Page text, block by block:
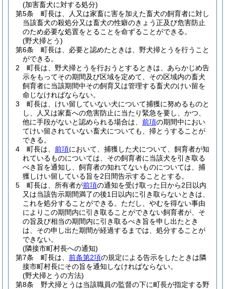
(加害畜犬に対する処分)
第5条
町長は、人又は家畜に害を加えた畜犬の飼育者に対し
当該畜犬の殺処分又は畜犬の性癖のきょう正及び危害防止
のため必要な処置をとることを命ずることができる。
(野犬掃とう)
第6条
町長は、必要と認めたときは、野犬掃とうを行うこと
ができる。
2
町長は、野犬掃とうを行おうとするときは、あらかじめ告
示をもってその期間及び区域を定めて、その区域内の畜犬
飼育者に当該期間中その飼育又は管理する畜犬のけい留を
命じなければならない。
3
町長は、けい留していない犬について捕獲に努めるものと
し、人又は家畜への危害防止に当たり緊急を要し、かつ、
他に手段がないと認められる場合は、 前項の期間中におい
てけい留されていない畜犬についても、掃とうすることが
できる。
4
町長は、 前項において、捕獲した犬について、飼育者が知
れているものについては、その飼育者に当該犬を引き取る
べき旨を通知し、飼育者の知れてないものについては、捕
獲しけい留している旨を2日間告示することとする。
5
町長は、所有者が前項の通知を受け取った日から2日以内
又は当該告示期間満了の後1日以内に引き取らないときは、
これを処分することができる。 ただし、やむを得ない事由
によりこの期間内に引き取ることができない飼育者が、そ
の旨及び相当の期間内に引き取るべき旨を申し出たとき
は、その申し出た期間が経過するまでは、処分することが
できない。
(隣接市町村長への通知)
第7条
町長は、 前条第2項の規定による告示をしたときは隣
接市町村長にその旨を通知しなければならない。
(野犬掃とうの方法)
第8条
野犬掃とうは当該職員の監督の下に町長が指定する野